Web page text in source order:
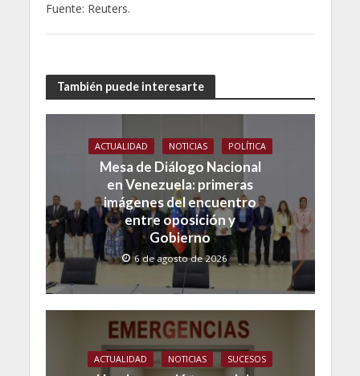
Fuente: Reuters.
También puede interesarte
ACTUALIDAD NOTICIAS POLÍTICA
Mesa de Diálogo Nacional
en Venezuela: primeras
imágenes del encuentro
entre oposición y
Gobierno
6 de agosto de 2026
ACTUALIDAD NOTICIAS SUCESOS